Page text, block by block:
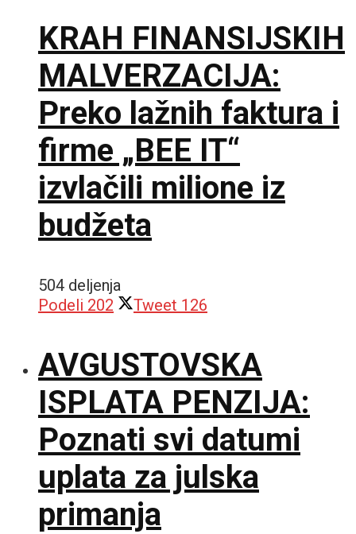
KRAH FINANSIJSKIH
MALVERZACIJA:
Preko lažnih faktura i
firme „BEE IT“
izvlačili milione iz
budžeta
504 deljenja
Podeli 202 Tweet 126
AVGUSTOVSKA
ISPLATA PENZIJA:
Poznati svi datumi
uplata za julska
primanja